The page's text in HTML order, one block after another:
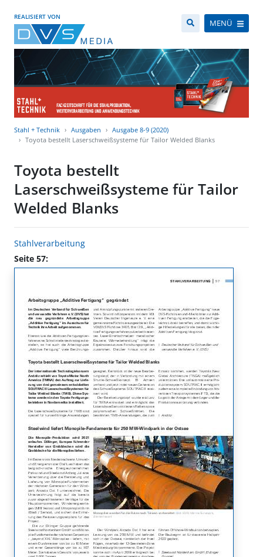
REALISIERT VON
MENÜ
Stahl + Technik Ausgaben
Ausgabe 8-9 (2020)
Toyota bestellt Laserschweißsysteme für Tailor Welded Blanks
Toyota bestellt
Laserschweißsysteme für Tailor
Welded Blanks
Stahlverarbeitung
Seite 57: